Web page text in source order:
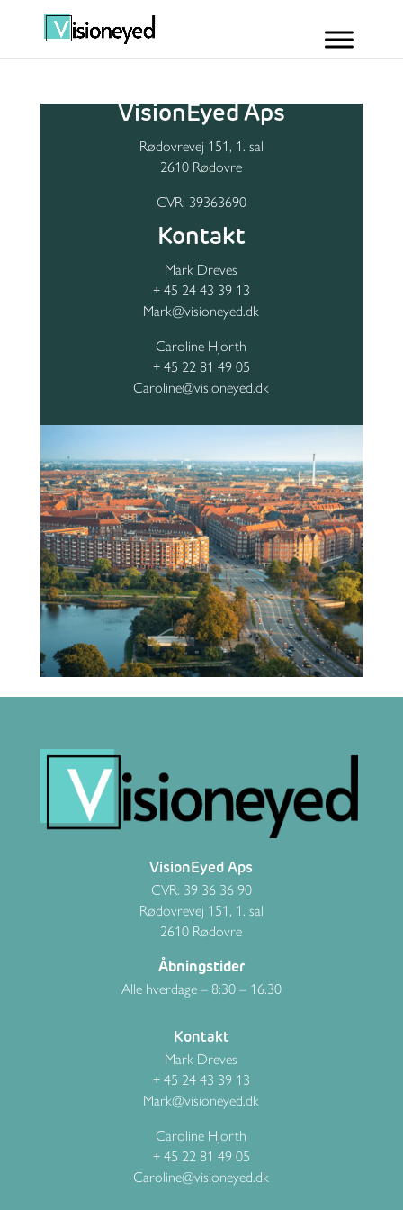
VisionEyed Aps
Rødovrevej 151, 1. sal
2610 Rødovre
CVR: 39363690
Kontakt
Mark Dreves
+ 45 24 43 39 13
Mark@visioneyed.dk
Caroline Hjorth
+ 45 22 81 49 05
Caroline@visioneyed.dk
VisionEyed Aps
CVR: 39 36 36 90
Rødovrevej 151, 1. sal
2610 Rødovre
Åbningstider
Alle hverdage – 8:30 – 16.30
Kontakt
Mark Dreves
+ 45 24 43 39 13
Mark@visioneyed.dk
Caroline Hjorth
+ 45 22 81 49 05
Caroline@visioneyed.dk